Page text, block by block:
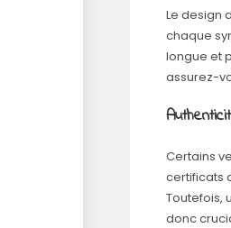
Le design
chaque
longue et
assurez-
Certains
certificats
Toutefois,
donc